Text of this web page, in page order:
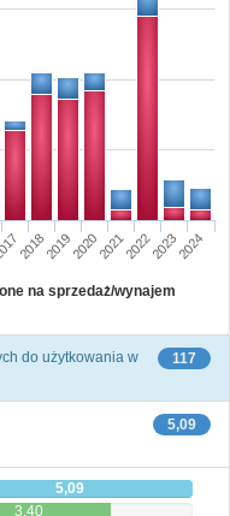
na sprzedaż/wynajem
2018201920202021202220232024
117
do użytkowania w
5,09
5,09
3,40